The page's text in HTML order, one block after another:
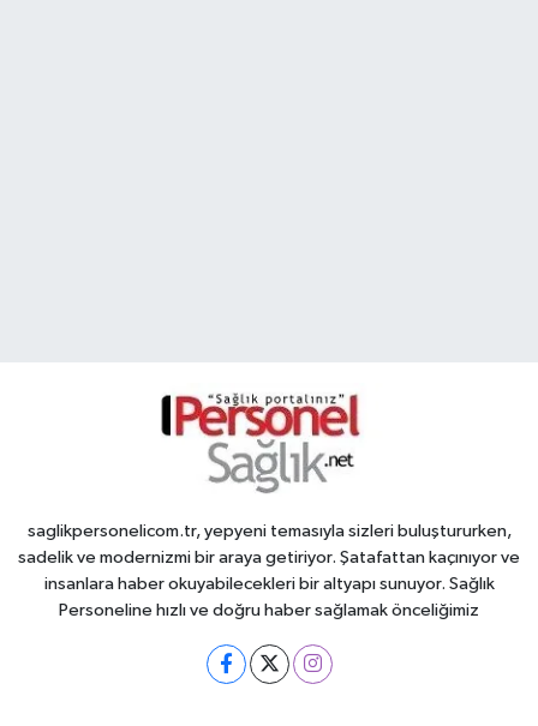
saglikpersonelicom.tr, yepyeni temasıyla sizleri buluştururken,
sadelik ve modernizmi bir araya getiriyor. Şatafattan kaçınıyor ve
insanlara haber okuyabilecekleri bir altyapı sunuyor. Sağlık
Personeline hızlı ve doğru haber sağlamak önceliğimiz